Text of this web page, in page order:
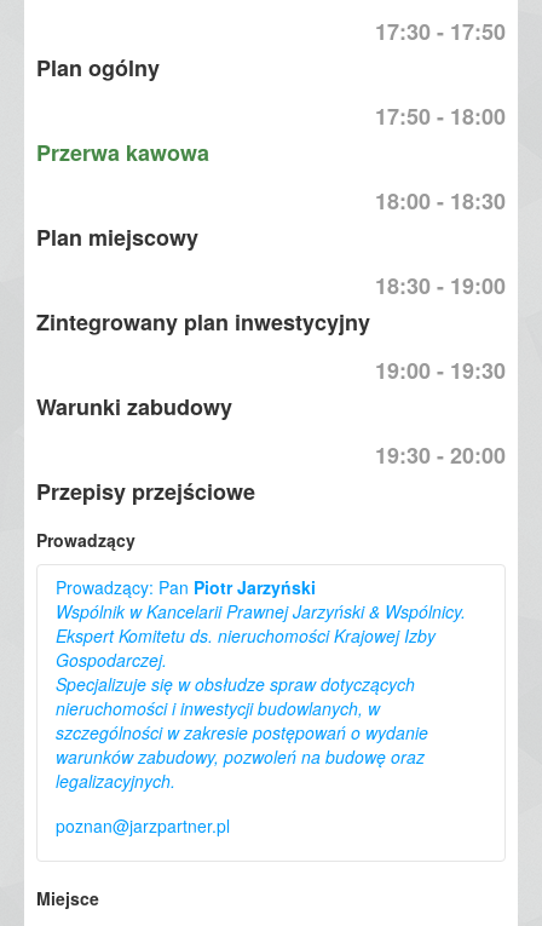
17:30 - 17:50
Plan ogólny
17:50 - 18:00
Przerwa kawowa
18:00 - 18:30
Plan miejscowy
18:30 - 19:00
Zintegrowany plan inwestycyjny
19:00 - 19:30
Warunki zabudowy
19:30 - 20:00
Przepisy przejściowe
Prowadzący
Prowadzący: Pan Piotr Jarzyński
Wspólnik w Kancelarii Prawnej Jarzyński & Wspólnicy.
Ekspert Komitetu ds. nieruchomości Krajowej Izby
Gospodarczej.
Specjalizuje się w obsłudze spraw dotyczących
nieruchomości i inwestycji budowlanych, w
szczególności w zakresie postępowań o wydanie
warunków zabudowy, pozwoleń na budowę oraz
legalizacyjnych.
poznan@jarzpartner.pl
inwestycji budowlanych. Autor artykułów dotyczących
Miejsce